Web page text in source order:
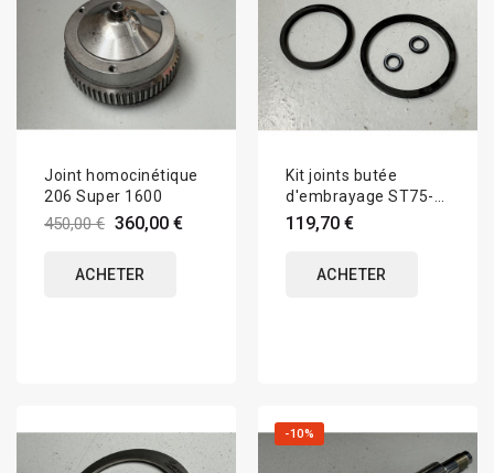
Joint homocinétique
206 Super 1600
450,00 € 360,00 €
ACHETER
Kit joints butée
d'embrayage ST75-
16 - 206 S1600
119,70 €
ACHETER
-10%